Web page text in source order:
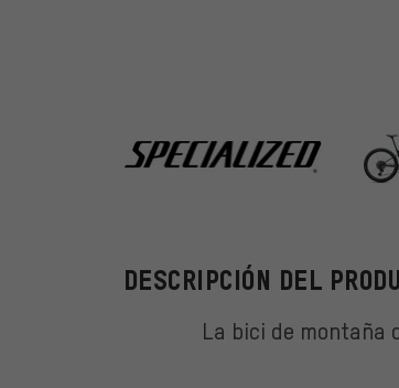
DESCRIPCIÓN DEL
La bici de montaña